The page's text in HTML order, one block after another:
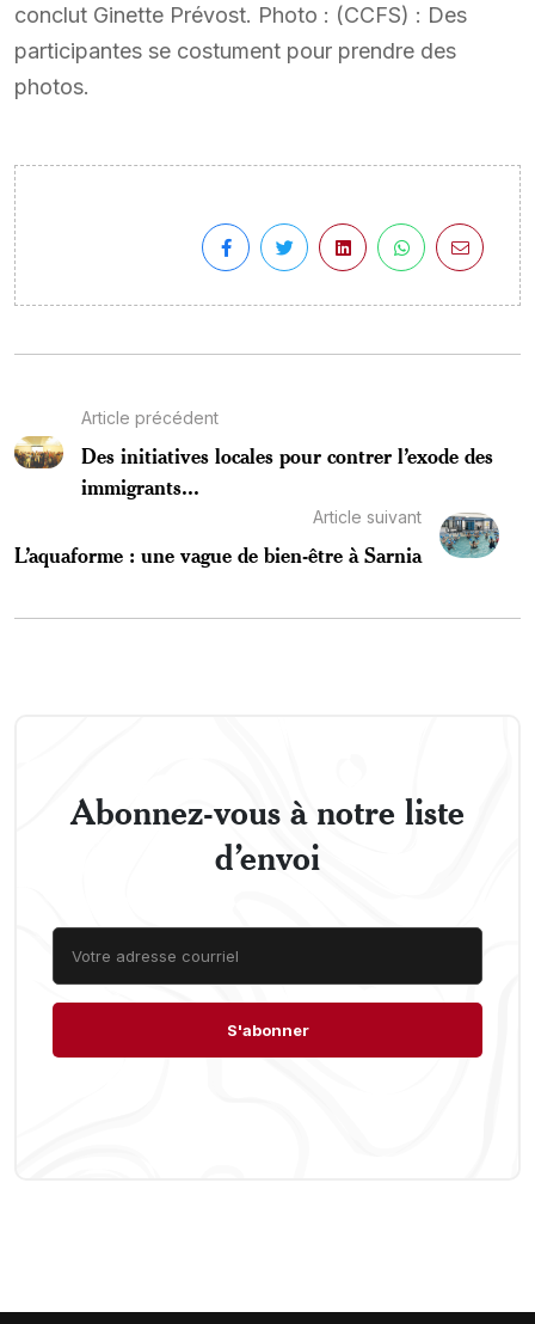
conclut Ginette Prévost. Photo : (CCFS) : Des
participantes se costument pour prendre des
photos.
Article précédent
Des initiatives locales pour contrer l’exode des
immigrants...
Article suivant
L’aquaforme : une vague de bien-être à Sarnia
Abonnez-vous à notre liste
d’envoi